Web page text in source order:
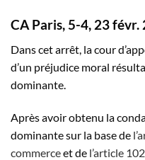
CA Paris, 5-4, 23 févr.
Dans cet arrêt, la cour
d’un préjudice moral
dominante.
Après avoir obtenu la
dominante sur la base de
commerceet de l’article